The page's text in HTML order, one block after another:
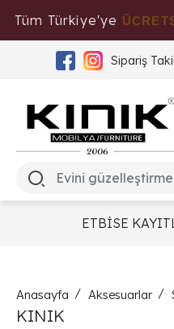
Tüm Türkiye'ye
Sipariş
ETBİSE
Anasayfa Aksesuarlar
KINIK